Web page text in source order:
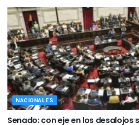
NACIONALES
Senado: con eje en los desalojos